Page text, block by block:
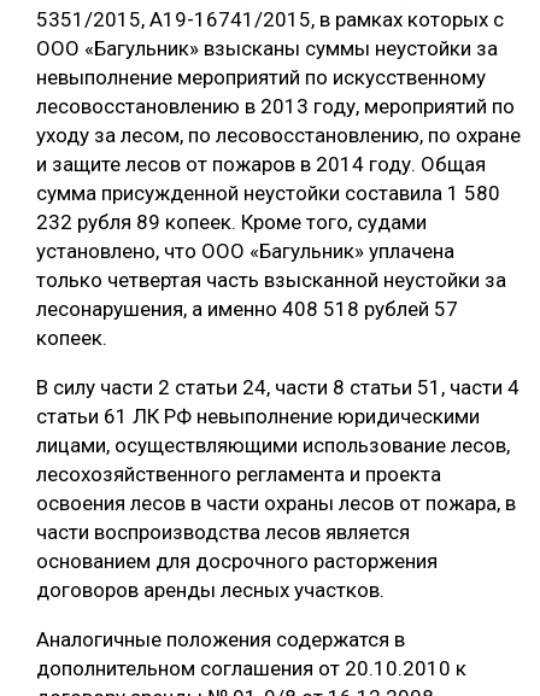
5351/2015, А19-16741/2015, в рамках которых с
ООО «Багульник» взысканы суммы неустойки за
невыполнение мероприятий по искусственному
лесовосстановлению в 2013 году, мероприятий по
уходу за лесом, по лесовосстановлению, по охране
и защите лесов от пожаров в 2014 году. Общая
сумма присужденной неустойки составила 1 580
232 рубля 89 копеек. Кроме того, судами
установлено, что ООО «Багульник» уплачена
только четвертая часть взысканной неустойки за
лесонарушения, а именно 408 518 рублей 57
копеек.
В силу части 2 статьи 24, части 8 статьи 51, части 4
статьи 61 ЛК РФ невыполнение юридическими
лицами, осуществляющими использование лесов,
лесохозяйственного регламента и проекта
освоения лесов в части охраны лесов от пожара, в
части воспроизводства лесов является
основанием для досрочного расторжения
договоров аренды лесных участков.
Аналогичные положения содержатся в
дополнительном соглашения от 20.10.2010 к